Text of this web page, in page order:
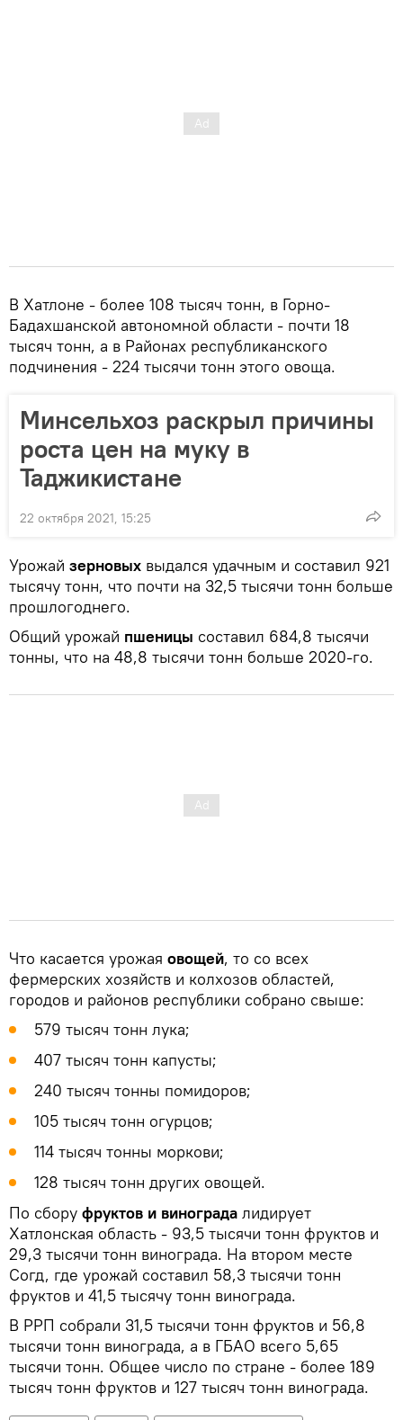
В Хатлоне - более 108 тысяч тонн, в Горно-
Бадахшанской автономной области - почти 18
тысяч тонн, а в Районах республиканского
подчинения - 224 тысячи тонн этого овоща.
Минсельхоз раскрыл причины
роста цен на муку в
Таджикистане
22 октября 2021, 15:25
Урожай зерновых выдался удачным и составил 921
тысячу тонн, что почти на 32,5 тысячи тонн больше
прошлогоднего.
Общий урожай пшеницы составил 684,8 тысячи
тонны, что на 48,8 тысячи тонн больше 2020-го.
Что касается урожая овощей, то со всех
фермерских хозяйств и колхозов областей,
городов и районов республики собрано свыше:
579 тысяч тонн лука;
407 тысяч тонн капусты;
240 тысяч тонны помидоров;
105 тысяч тонн огурцов;
114 тысяч тонны моркови;
128 тысяч тонн других овощей.
По сбору фруктов и винограда лидирует
Хатлонская область - 93,5 тысячи тонн фруктов и
29,3 тысячи тонн винограда. На втором месте
Согд, где урожай составил 58,3 тысячи тонн
фруктов и 41,5 тысячу тонн винограда.
В РРП собрали 31,5 тысячи тонн фруктов и 56,8
тысячи тонн винограда, а в ГБАО всего 5,65
тысячи тонн. Общее число по стране - более 189
тысяч тонн фруктов и 127 тысяч тонн винограда.